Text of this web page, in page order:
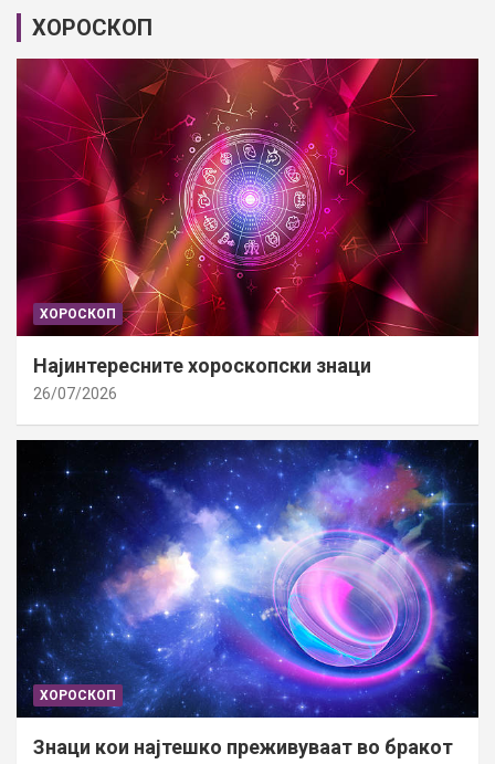
ХОРОСКОП
ХОРОСКОП
Најинтересните хороскопски знаци
26/07/2026
ХОРОСКОП
Знаци кои најтешко преживуваат во бракот